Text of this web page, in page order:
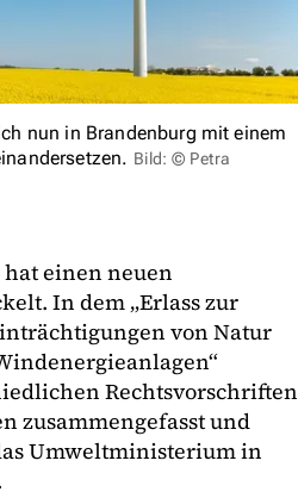
nun in Brandenburg mit einem
Bild: © Petra
einen neuen
In dem „Erlass zur
von Natur
Rechtsvorschriften
zusammengefasst und
Umweltministerium in